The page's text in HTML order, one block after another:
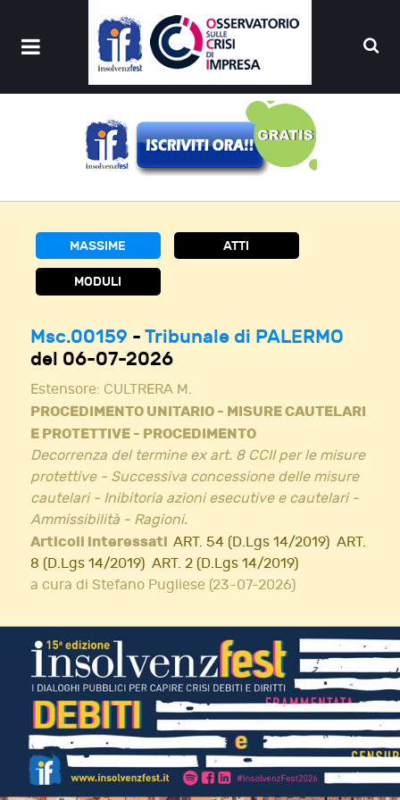
MASSIME ATTI
MODULI
Msc.00159 - Tribunale di PALERMO
del 06-07-2026
Estensore: CULTRERA M.
PROCEDIMENTO UNITARIO - MISURE CAUTELARI
E PROTETTIVE - PROCEDIMENTO
Decorrenza del termine ex art. 8 CCII per le misure
protettive - Successiva concessione delle misure
cautelari - Inibitoria azioni esecutive e cautelari -
Ammissibilità - Ragioni.
Articoli interessati ART. 54 (D.Lgs 14/2019) ART.
8 (D.Lgs 14/2019) ART. 2 (D.Lgs 14/2019)
a cura di Stefano Pugliese (23-07-2026)